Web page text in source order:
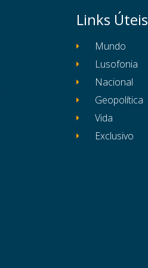
Links Úteis
Mundo
Lusofonia
Nacional
Geopolítica
Vida
Exclusivo